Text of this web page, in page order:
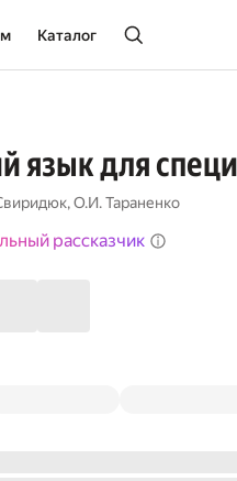
Каталог
язык для
,О.И. Тараненко
рассказчик